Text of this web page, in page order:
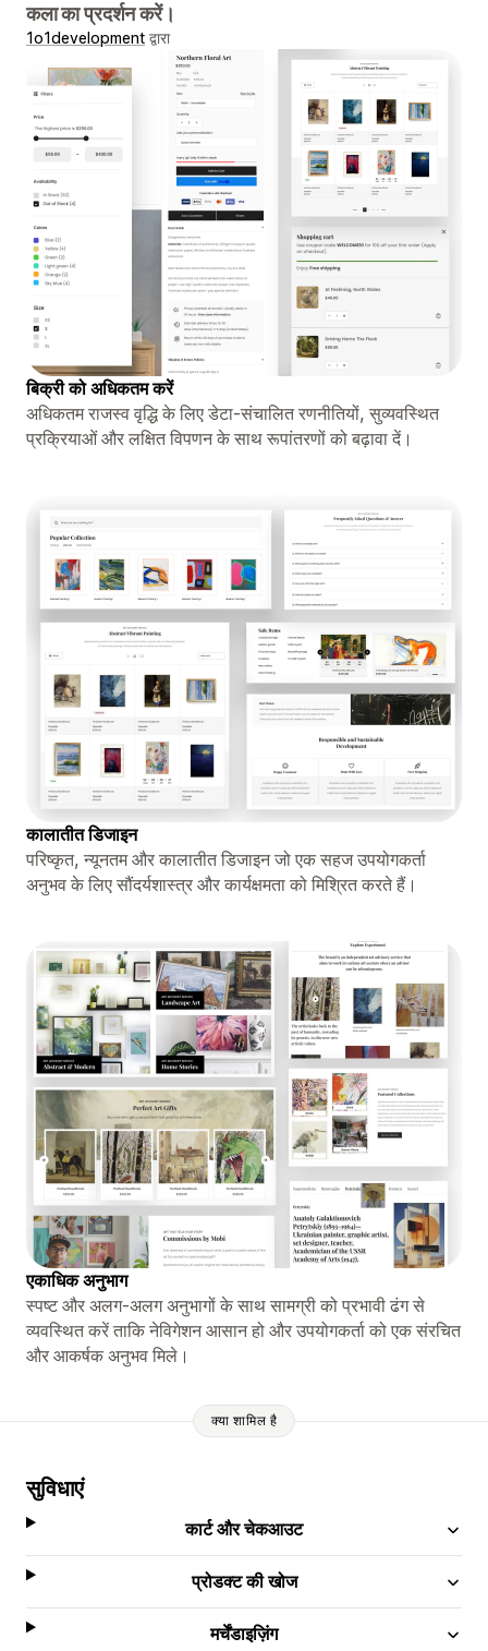
कला का प्रदर्शन करें।
1o1development द्वारा
बिक्री को अधिकतम करें
अधिकतम राजस्व वृद्धि के लिए डेटा-संचालित रणनीतियों, सुव्यवस्थित
प्रक्रियाओं और लक्षित विपणन के साथ रूपांतरणों को बढ़ावा दें।
कालातीत डिजाइन
परिष्कृत, न्यूनतम और कालातीत डिजाइन जो एक सहज उपयोगकर्ता
अनुभव के लिए सौंदर्यशास्त्र और कार्यक्षमता को मिश्रित करते हैं।
एकाधिक अनुभाग
स्पष्ट और अलग-अलग अनुभागों के साथ सामग्री को प्रभावी ढंग से
व्यवस्थित करें ताकि नेविगेशन आसान हो और उपयोगकर्ता को एक संरचित
और आकर्षक अनुभव मिले।
क्या शामिल है
सुविधाएं
कार्ट और चेकआउट
प्रोडक्ट की खोज
मर्चेंडाइज़िंग